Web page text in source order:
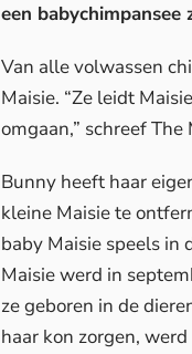
een
Van alle volwassen
Maisie. “Ze leidt
omgaan,” schreef
Bunny heeft haar
kleine Maisie te
baby Maisie speels in
Maisie werd in
ze geboren in de
haar kon zorgen,